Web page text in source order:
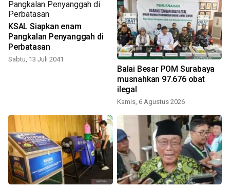
KSAL Siapkan enam
Pangkalan Penyanggah di
Perbatasan
Sabtu, 13 Juli 2041
Balai Besar POM Surabaya
musnahkan 97.676 obat
ilegal
Kamis, 6 Agustus 2026